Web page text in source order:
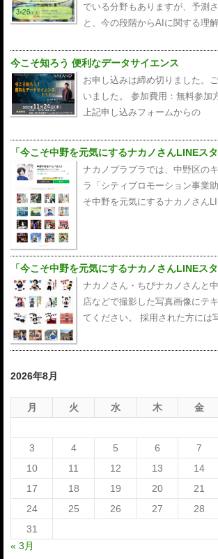
でいる分野もありますが、予測
と、今の段階からAIに関する理解
今こそ知ろう 便利なデータサイエンス
お申し込みは締め切りました。
いました。 参加費用：無料参加
上記申し込みフォームからの
「今こそ中野を元気にするナカノさんLINEス
ナカノプラプラでは、中野区の
ラ「シティプロモーション事業
そ中野を元気にするナカノさん
「今こそ中野を元気にするナカノさんLINEス
ナカノさん・ちびナカノさんと
店などで撮影した写真画像にテ
てください。 採用された方には
2026年8月
月 火 水 木 金
3
4 5 6 7
10
11 12 13 14
17
18 19 20 21
24
25 26 27 28
31
« 3月